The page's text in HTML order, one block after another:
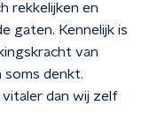
rekkelijken en
gaten. Kennelijk is
van
soms denkt.
vitaler dan wij zelf